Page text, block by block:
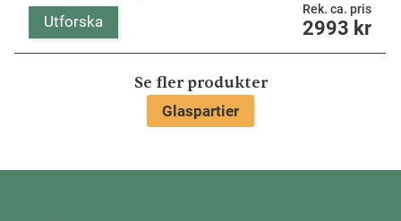
Utforska
Rek. ca. pris
2993 kr
Se fler produkter
Glaspartier